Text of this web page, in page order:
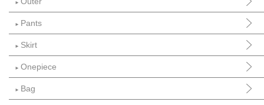
►
► Pants
► Skirt
► Onepiece
► Bag